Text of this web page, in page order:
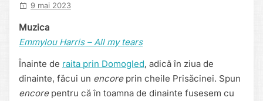
9 mai 2023
Muzica
Emmylou Harris – All my tears
Înainte de raita prin Domogled, adică în ziua de
dinainte, făcui un encoreprin cheile Prisăcinei. Spun
encorepentru că în toamna de dinainte fusesem cu